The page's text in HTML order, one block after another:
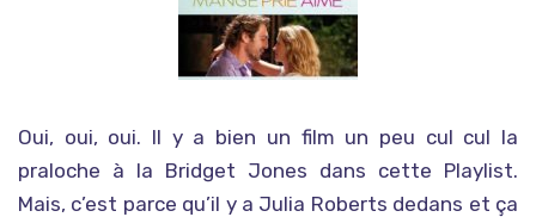
Oui, oui, oui. Il y a bien un film un peu cul cul la
praloche à la Bridget Jones dans cette Playlist.
Mais, c’est parce qu’il y a Julia Roberts dedans et ça